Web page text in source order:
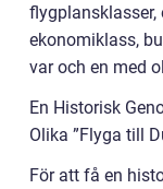
ekonomiklass,
var och en med
En Historisk
Olika ”Flyga till
För att få en